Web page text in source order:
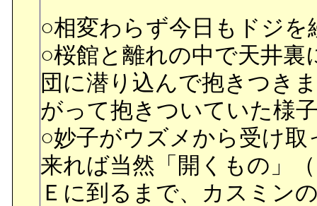
りだと思うし、実際その
ないが。
○和菓子出すのは手品か
能力だったんですね。
と思っていたのだ。
■水月と入れ替わりに高等
が水月の悪口を言ってい
月と孝之のことを信じ切
ている水月に礼を言うの
へのデートに誘う水月。
カップをねだり買って貰
○相変わらず今日もドジ
○桜館と離れの中で天井
団に潜り込んで抱きつき
がって抱きついていた様
○妙子がウズメから受け
来れば当然「開くもの」
Ｅに到るまで、カスミン